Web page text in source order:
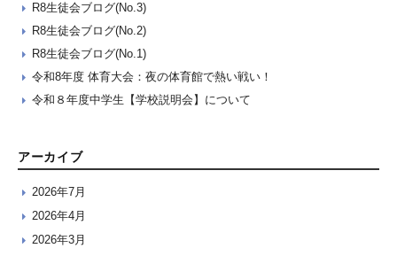
R8生徒会ブログ(No.3)
R8生徒会ブログ(No.2)
R8生徒会ブログ(No.1)
令和8年度 体育大会：夜の体育館で熱い戦い！
令和８年度中学生【学校説明会】について
アーカイブ
2026年7月
2026年4月
2026年3月